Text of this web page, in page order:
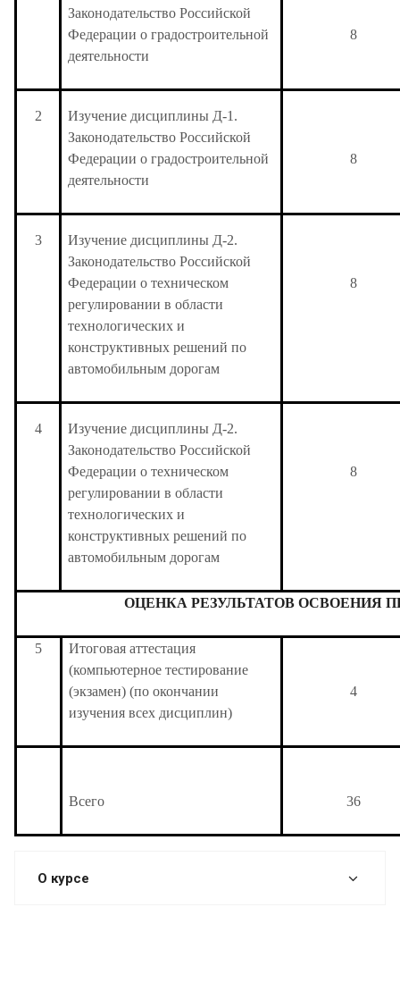
Законодательство Российской
Федерации о градостроительной
деятельности
8
2
Изучение дисциплины Д-1.
Законодательство Российской
Федерации о градостроительной
деятельности
8
3
Изучение дисциплины Д-2.
Законодательство Российской
Федерации о техническом
регулировании в области
технологических и
конструктивных решений по
автомобильным дорогам
8
4
Изучение дисциплины Д-2.
Законодательство Российской
Федерации о техническом
регулировании в области
технологических и
конструктивных решений по
автомобильным дорогам
8
ОЦЕНКА РЕЗУЛЬТАТОВ ОСВОЕНИЯ
5
Итоговая аттестация
(компьютерное тестирование
(экзамен) (по окончании
изучения всех дисциплин)
4
Всего 36
О курсе